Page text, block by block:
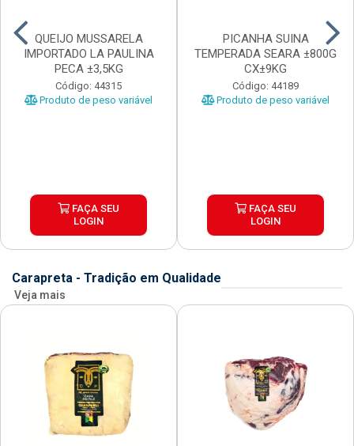
QUEIJO MUSSARELA
IMPORTADO LA PAULINA
PECA ±3,5KG
Código: 44315
Produto de peso variável
FAÇA SEU
LOGIN
PICANHA SUINA
TEMPERADA SEARA ±800G
CX±9KG
Código: 44189
Produto de peso variável
FAÇA SEU
LOGIN
Carapreta - Tradição em Qualidade
Veja mais